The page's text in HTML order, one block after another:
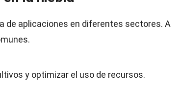
de aplicaciones en diferentes sectores. A
y optimizar el uso de recursos.